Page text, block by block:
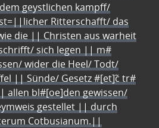
geystlichen kampff/
Ritterschafft/ das
die || Christen aus warheit
sich legen || m#
wider die Heel/ Todt/
|| Sünde/ Gesetz #[et]c̃ tr#
allen bl#[oe]den gewissen/
gestellet || durch
Cotbusianum.||